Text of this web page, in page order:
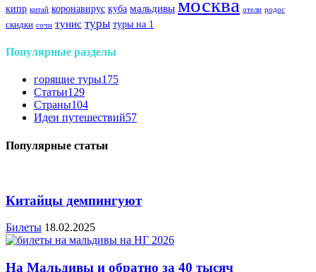
кипр китай коронавирус куба мальдивы москва отели родос
скидки сочи тунис туры туры на 1
Популярные разделы
горящие туры175
Статьи129
Страны104
Идеи путешествий57
Популярные статьи
Китайцы демпингуют
Билеты 18.02.2025
На Мальдивы и обратно за 40 тысяч